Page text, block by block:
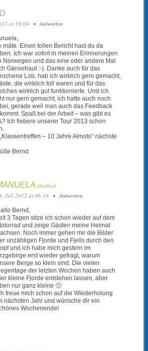
at 16:04 • Antworten
máte. Einen tollen Bericht hast du da
Ich war sofort in meinen Erinnerungen
Norwegen und das eine oder andere Mal
Gänsehaut :-). Danke auch für das
Lob, hab ich wirklich gern gemacht,
die wirklich toll waren und für das
wirklich gut funktionierte. Und ich
nur gern gemacht, ich hatte auch noch
gerade weil man auch das Feedback
Spaß bei der Arbeit – was gibt es
Ich fiebere unserer Tour 2013 schon
– 10 Jahre Almoto“ nächste
Bernd
Juli 2012 at 06:18 • Antworten
Bernd,
3 Tagen sitze ich schon wieder auf dem
und zeige Gästen meine Heimat
Noch immer gehen mir die Bilder
unzähligen Fjorde und Fjells durch den
und ich habe mich gestern im
erst wieder gefragt, warum
Berge so klein sind. Die vielen
der letzten Wochen haben auch
kleine Fjorde entstehen lassen, aber
nur ganz kleine 🙂
freue mich schon auf die Wiederholung
nächsten Jahr und wünsche dir ein
Wochenende!